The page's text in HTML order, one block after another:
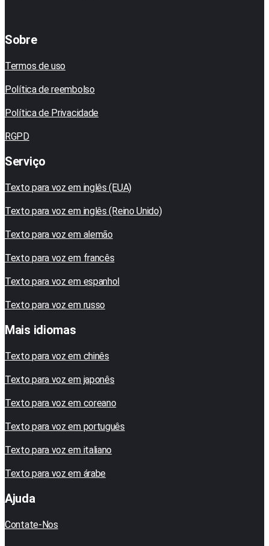
Sobre
Termos de uso
Política de reembolso
Política de Privacidade
RGPD
Serviço
Texto para voz em inglês (EUA)
Texto para voz em inglês (Reino Unido)
Texto para voz em alemão
Texto para voz em francês
Texto para voz em espanhol
Texto para voz em russo
Mais idiomas
Texto para voz em chinês
Texto para voz em japonês
Texto para voz em coreano
Texto para voz em português
Texto para voz em italiano
Texto para voz em árabe
Ajuda
Contate-Nos